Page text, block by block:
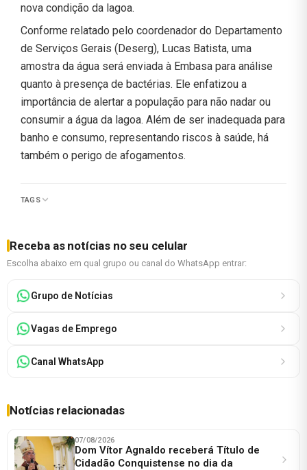
nova condição da lagoa.
Conforme relatado pelo coordenador do Departamento
de Serviços Gerais (Deserg), Lucas Batista, uma
amostra da água será enviada à Embasa para análise
quanto à presença de bactérias. Ele enfatizou a
importância de alertar a população para não nadar ou
consumir a água da lagoa. Além de ser inadequada para
banho e consumo, representando riscos à saúde, há
também o perigo de afogamentos.
TAGS
Receba as notícias no seu celular
Escolha abaixo em qual grupo ou canal do WhatsApp entrar:
Grupo de Notícias
Vagas de Emprego
Canal WhatsApp
Notícias relacionadas
07/08/2026
Dom Vítor Agnaldo receberá Título de
Cidadão Conquistense no dia da